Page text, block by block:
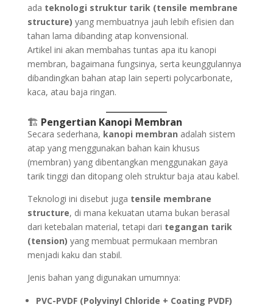
ada teknologi struktur tarik (tensile membrane
structure) yang membuatnya jauh lebih efisien dan
tahan lama dibanding atap konvensional.
Artikel ini akan membahas tuntas apa itu kanopi
membran, bagaimana fungsinya, serta keunggulannya
dibandingkan bahan atap lain seperti polycarbonate,
kaca, atau baja ringan.
🏗️ Pengertian Kanopi Membran
Secara sederhana, kanopi membran adalah sistem
atap yang menggunakan bahan kain khusus
(membran) yang dibentangkan menggunakan gaya
tarik tinggi dan ditopang oleh struktur baja atau kabel.
Teknologi ini disebut juga tensile membrane
structure, di mana kekuatan utama bukan berasal
dari ketebalan material, tetapi dari tegangan tarik
(tension) yang membuat permukaan membran
menjadi kaku dan stabil.
Jenis bahan yang digunakan umumnya:
PVC-PVDF (Polyvinyl Chloride + Coating PVDF)